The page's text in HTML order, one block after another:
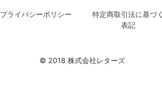
プライバシーポリシー
特定商取引法に基づく
表記
© 2018 株式会社レターズ